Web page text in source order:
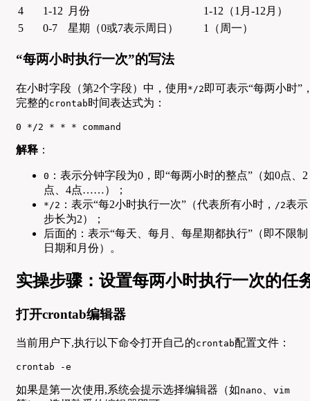
4
1-12 月份
1-12（1月-12月）
5
0-7 星期（0或7表示周日） 1（周一）
“每两小时执行一次”的写法
在小时字段（第2个字段）中，使用 */2 即可表示“每两小时”
完整的crontab时间表达式为：
0 */2 * * * command
解释 ：
0 ：表示分钟字段为0，即“每两小时的整点”（如0点、2
点、4点……）；
*/2 ：表示“每2小时执行一次”（代表所有小时， /2表示
步长为2）；
后面的：表示“每天、每月、每星期都执行”（即不限制
日期和月份）。
实操步骤：设置每两小时执行一次的任
打开crontab编辑器
当前用户下,执行以下命令打开自己的crontab配置文件：
crontab -e
如果是第一次使用,系统会提示选择编辑器（如nano 、 vim